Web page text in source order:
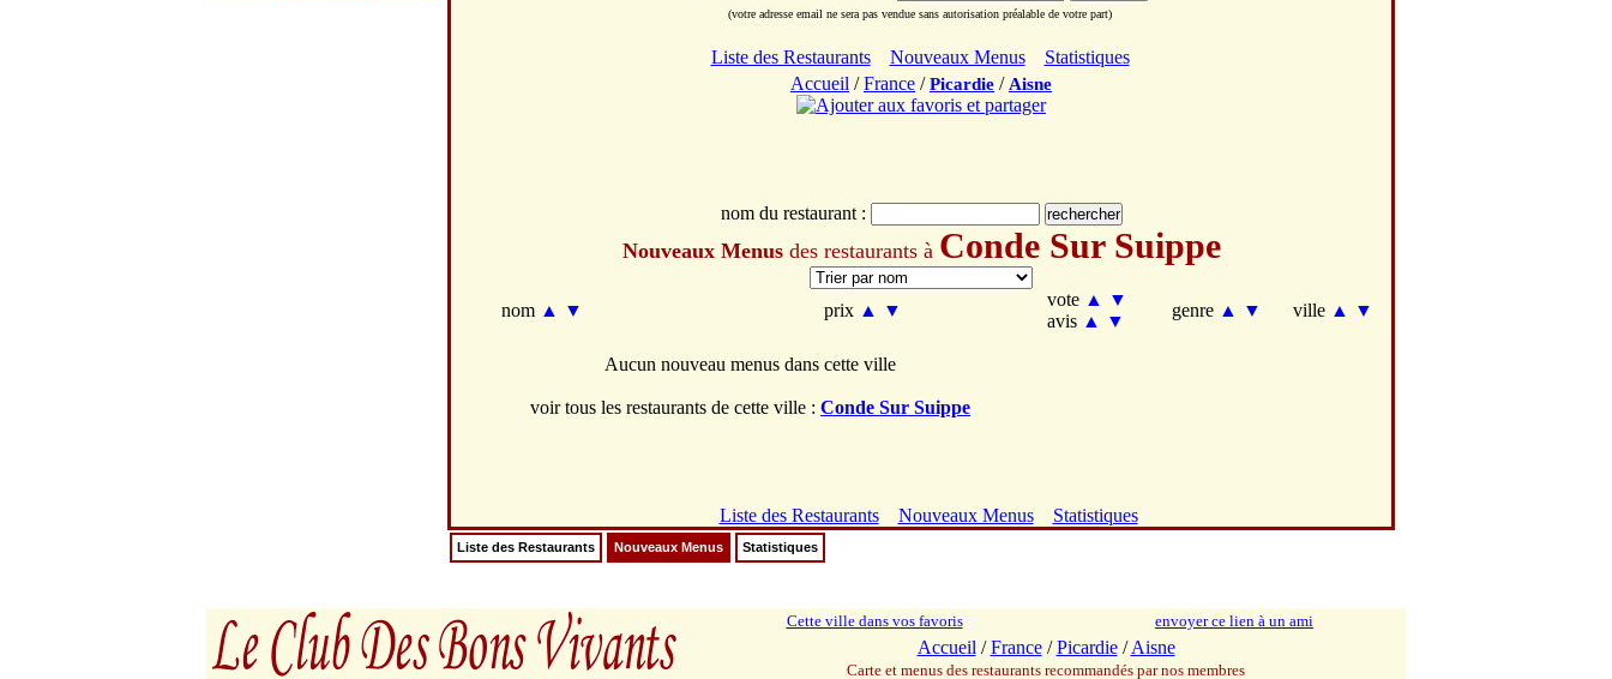
(votre adresse email ne sera pas vendue sans autorisation préalable de votre part)
Liste des Restaurants Nouveaux Menus
Statistiques
Accueil /France /Picardie / Aisne
nom du restaurant :
Nouveaux Menusdes restaurants à Conde Sur Suippe
nom ▲ ▼ prix ▲ ▼
vote ▲
▼
avis ▲ ▼
genre ▲ ▼ ville ▲ ▼
Aucun nouveau menus dans cette ville
voir tous les restaurants de cette ville : Conde Sur Suippe
Liste des Restaurants Nouveaux Menus Statistiques
Liste des Restaurants Nouveaux Menus Statistiques
Cette ville dans vos favoris envoyer ce lien à un ami
Accueil /France/Picardie/Aisne
Carte et menus des restaurants recommandés par nos membres